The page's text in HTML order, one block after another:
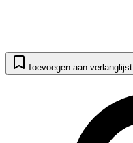
Toevoegen aan verlanglijst